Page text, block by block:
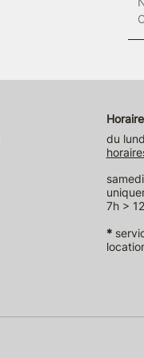
du
7h >
*